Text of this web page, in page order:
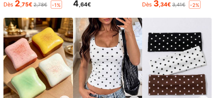
Dès 2 ,75€ 2,78€ -1% 4 ,64€ Dès 3,34€ 3,41€ -2%